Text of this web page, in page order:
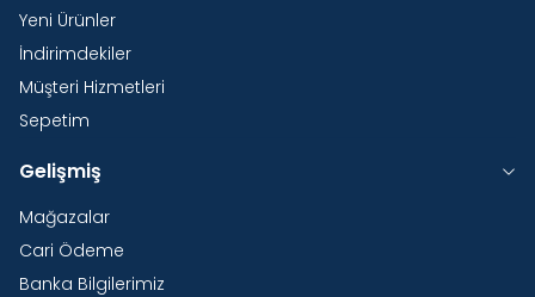
Yeni Ürünler
İndirimdekiler
Müşteri Hizmetleri
Sepetim
Gelişmiş
Mağazalar
Cari Ödeme
Banka Bilgilerimiz